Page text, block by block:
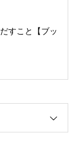
すこと【ブッ